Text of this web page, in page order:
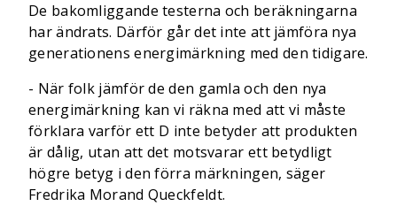
De bakomliggande testerna och beräkningarna
har ändrats. Därför går det inte att jämföra nya
generationens energimärkning med den tidigare.
- När folk jämför de den gamla och den nya
energimärkning kan vi räkna med att vi måste
förklara varför ett D inte betyder att produkten
är dålig, utan att det motsvarar ett betydligt
högre betyg i den förra märkningen, säger
Fredrika Morand Queckfeldt.